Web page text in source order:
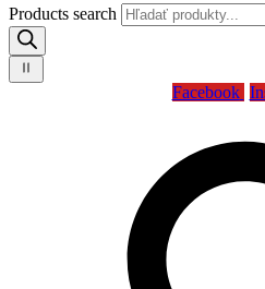
Products search
Facebook